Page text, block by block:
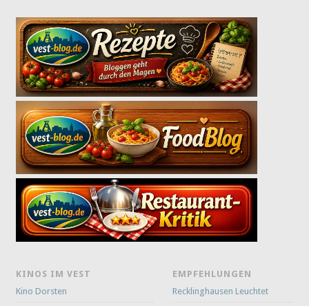
KINOS IM VEST
Kino Dorsten
EMPFEHLUNGEN
Recklinghausen Leuchtet